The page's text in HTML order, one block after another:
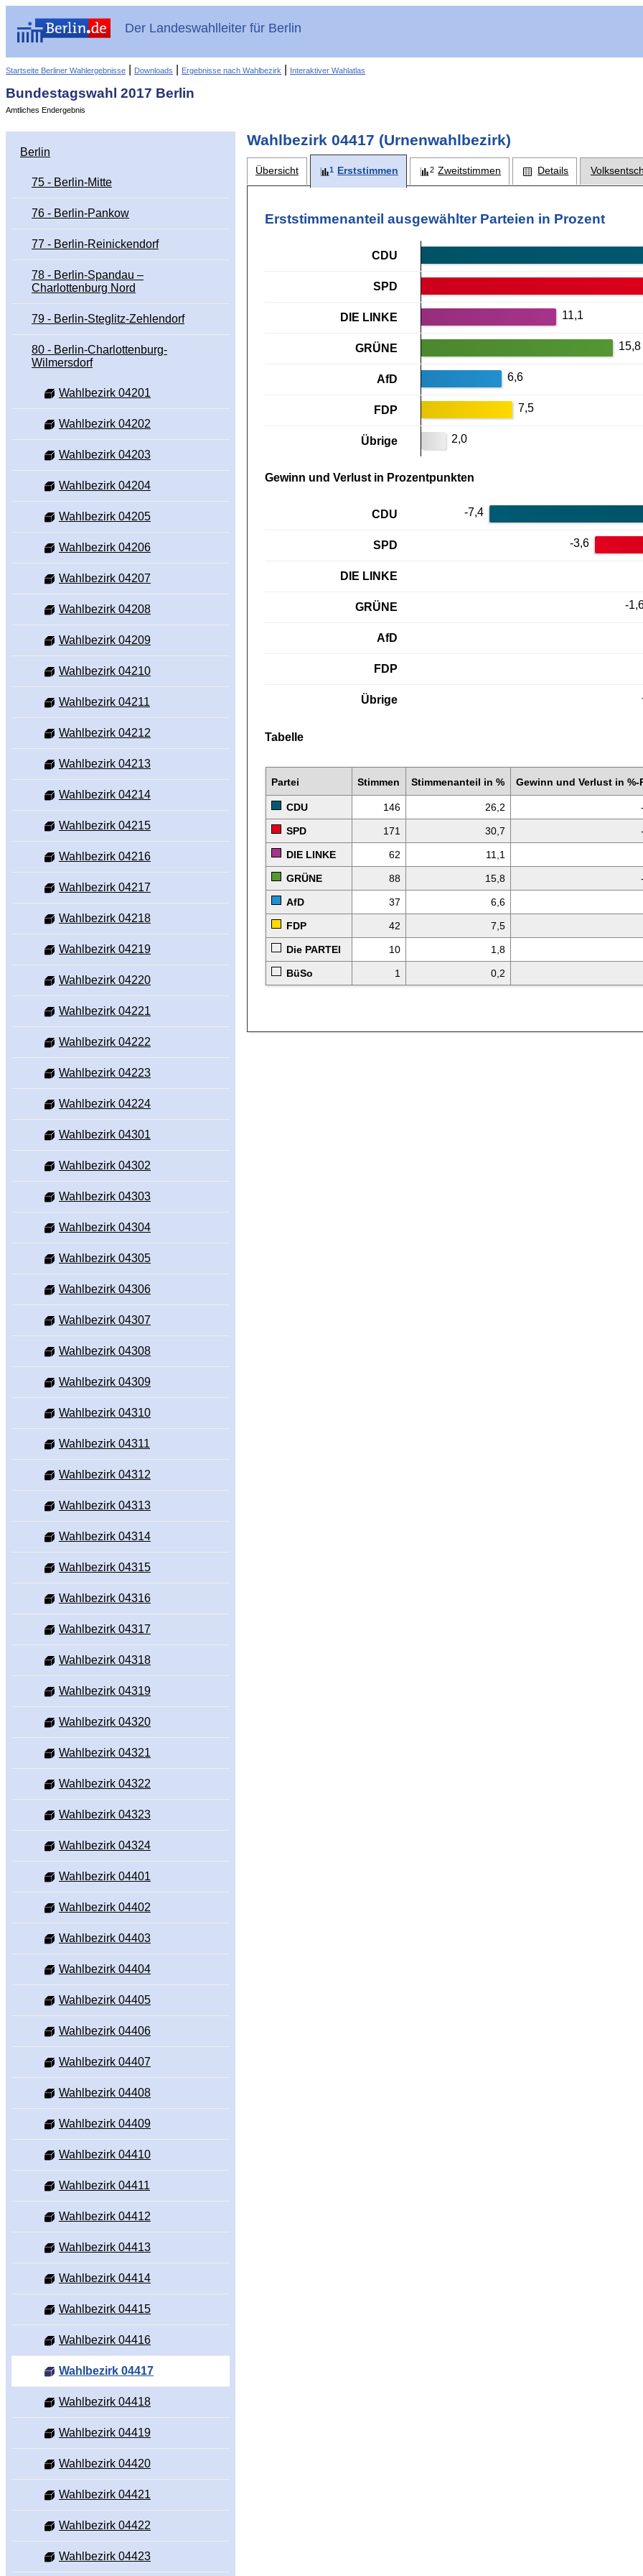
Der Landeswahlleiter für Berlin
Startseite Berliner Wahlergebnisse Downloads Ergebnisse nach Wahlbezirk Interaktiver Wahlatlas
Bundestagswahl 2017 Berlin
Amtliches Endergebnis
Berlin
75 - Berlin-Mitte
76 - Berlin-Pankow
77 - Berlin-Reinickendorf
78 - Berlin-Spandau –
Charlottenburg Nord
79 - Berlin-Steglitz-Zehlendorf
80 - Berlin-Charlottenburg-
Wilmersdorf
Wahlbezirk 04201
Wahlbezirk 04202
Wahlbezirk 04203
Wahlbezirk 04204
Wahlbezirk 04205
Wahlbezirk 04206
Wahlbezirk 04207
Wahlbezirk 04208
Wahlbezirk 04209
Wahlbezirk 04210
Wahlbezirk 04211
Wahlbezirk 04212
Wahlbezirk 04213
Wahlbezirk 04214
Wahlbezirk 04215
Wahlbezirk 04216
Wahlbezirk 04217
Wahlbezirk 04218
Wahlbezirk 04219
Wahlbezirk 04220
Wahlbezirk 04221
Wahlbezirk 04222
Wahlbezirk 04223
Wahlbezirk 04224
Wahlbezirk 04301
Wahlbezirk 04302
Wahlbezirk 04303
Wahlbezirk 04304
Wahlbezirk 04305
Wahlbezirk 04306
Wahlbezirk 04307
Wahlbezirk 04308
Wahlbezirk 04309
Wahlbezirk 04310
Wahlbezirk 04311
Wahlbezirk 04312
Wahlbezirk 04313
Wahlbezirk 04314
Wahlbezirk 04315
Wahlbezirk 04316
Wahlbezirk 04317
Wahlbezirk 04318
Wahlbezirk 04319
Wahlbezirk 04320
Wahlbezirk 04321
Wahlbezirk 04322
Wahlbezirk 04323
Wahlbezirk 04324
Wahlbezirk 04401
Wahlbezirk 04402
Wahlbezirk 04403
Wahlbezirk 04404
Wahlbezirk 04405
Wahlbezirk 04406
Wahlbezirk 04407
Wahlbezirk 04408
Wahlbezirk 04409
Wahlbezirk 04410
Wahlbezirk 04411
Wahlbezirk 04412
Wahlbezirk 04413
Wahlbezirk 04414
Wahlbezirk 04415
Wahlbezirk 04416
Wahlbezirk 04417
Wahlbezirk 04418
Wahlbezirk 04419
Wahlbezirk 04420
Wahlbezirk 04421
Wahlbezirk 04422
Wahlbezirk 04423
Wahlbezirk 04417 (Urnenwahlbezirk)
Übersicht Erststimmen Zweitstimmen Details
Erststimmen­anteil ausgewählter Parteien in Prozent
CDU
SPD
DIE LINKE 11,1
GRÜNE 15,8
AfD 6,6
FDP 7,5
Übrige 2,0
Gewinn und Verlust in Prozentpunkten
CDU -7,4
SPD -3,6
DIE LINKE
GRÜNE -
AfD
FDP
Übrige
Tabelle
Partei Stimmen Stimmen­anteil in % Gewinn und Verlust in %-
CDU 146 26,2
SPD 171 30,7
DIE LINKE 62 11,1
GRÜNE 88 15,8
AfD 37 6,6
FDP 42 7,5
Die PARTEI 10 1,8
BüSo 1 0,2